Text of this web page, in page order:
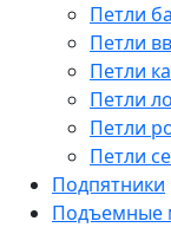
Петли
Петли
Петли
Петли
Петли
Петли
Подпятники
Подъемные